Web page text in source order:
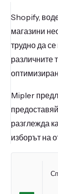
Shopify,
магазини
трудно да
различните
Mipler
разглежда
изборът на